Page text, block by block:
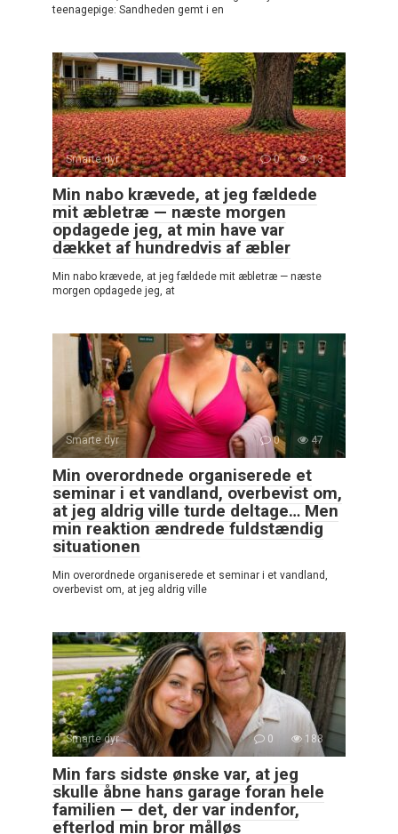
teenagepige: Sandheden gemt i en
Smarte dyr 0 13
Min nabo krævede, at jeg fældede
mit æbletræ — næste morgen
opdagede jeg, at min have var
dækket af hundredvis af æbler
Min nabo krævede, at jeg fældede mit æbletræ — næste
morgen opdagede jeg, at
Smarte dyr 0 47
Min overordnede organiserede et
seminar i et vandland, overbevist om,
at jeg aldrig ville turde deltage… Men
min reaktion ændrede fuldstændig
situationen
Min overordnede organiserede et seminar i et vandland,
overbevist om, at jeg aldrig ville
Smarte dyr 0 188
Min fars sidste ønske var, at jeg
skulle åbne hans garage foran hele
familien — det, der var indenfor,
efterlod min bror målløs